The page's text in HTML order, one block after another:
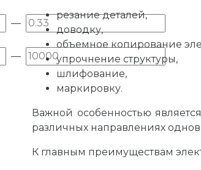
—
—
резание деталей,
доводку,
объемное копирование
упрочнение структуры,
шлифование,
маркировку.
Важной особенностью
различных направлениях
К главным преимуществам